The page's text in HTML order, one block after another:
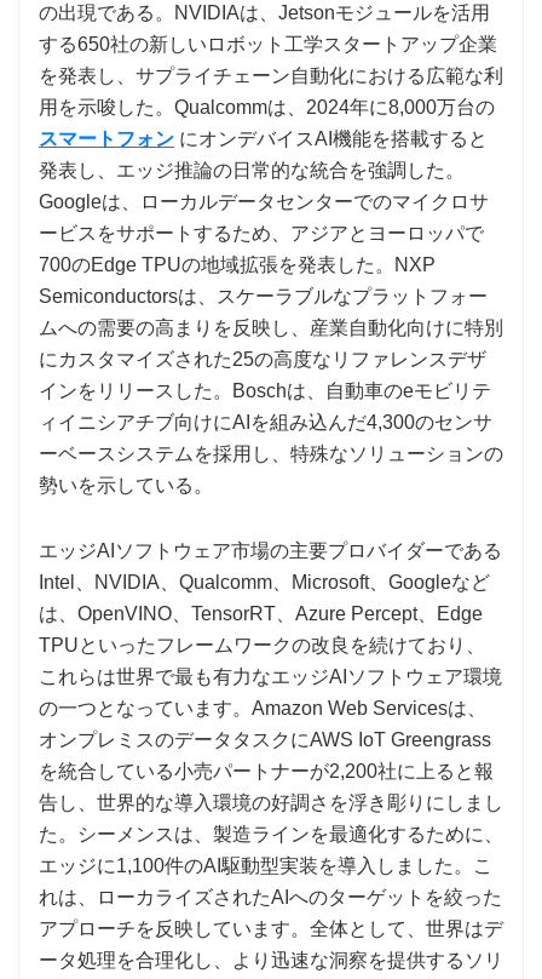
の出現である。NVIDIAは、Jetsonモジュールを活用
する650社の新しいロボット工学スタートアップ企業
を発表し、サプライチェーン自動化における広範な利
用を示唆した。Qualcommは、2024年に8,000万台の
スマートフォン にオンデバイスAI機能を搭載すると
発表し、エッジ推論の日常的な統合を強調した。
Googleは、ローカルデータセンターでのマイクロサ
ービスをサポートするため、アジアとヨーロッパで
700のEdge TPUの地域拡張を発表した。NXP
Semiconductorsは、スケーラブルなプラットフォー
ムへの需要の高まりを反映し、産業自動化向けに特別
にカスタマイズされた25の高度なリファレンスデザ
インをリリースした。Boschは、自動車のeモビリテ
ィイニシアチブ向けにAIを組み込んだ4,300のセンサ
ーベースシステムを採用し、特殊なソリューションの
勢いを示している。
エッジAIソフトウェア市場の主要プロバイダーである
Intel、NVIDIA、Qualcomm、Microsoft、Googleなど
は、OpenVINO、TensorRT、Azure Percept、Edge
TPUといったフレームワークの改良を続けており、
これらは世界で最も有力なエッジAIソフトウェア環境
の一つとなっています。Amazon Web Servicesは、
オンプレミスのデータタスクにAWS IoT Greengrass
を統合している小売パートナーが2,200社に上ると報
告し、世界的な導入環境の好調さを浮き彫りにしまし
た。シーメンスは、製造ラインを最適化するために、
エッジに1,100件のAI駆動型実装を導入しました。こ
れは、ローカライズされたAIへのターゲットを絞った
アプローチを反映しています。全体として、世界はデ
ータ処理を合理化し、より迅速な洞察を提供するソリ